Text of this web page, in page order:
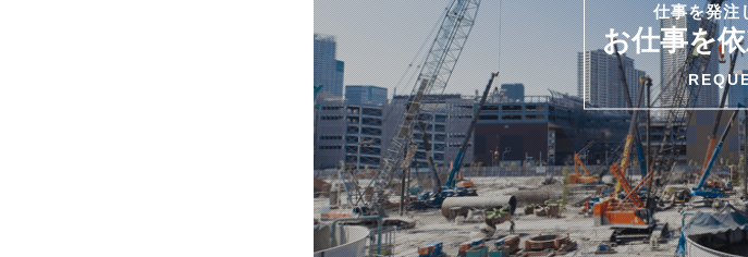
仕事を発注
お仕事を